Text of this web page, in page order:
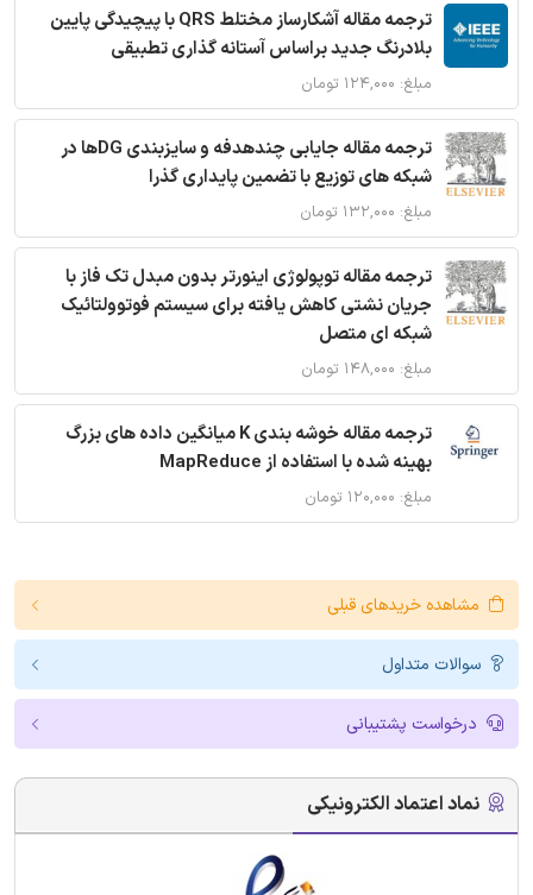
ترجمه مقاله آشکارساز مختلط QRS با پیچیدگی پایین
بلادرنگ جدید براساس آستانه گذاری تطبیقی
مبلغ: ۱۲۴,۰۰۰ تومان
ترجمه مقاله جایابی چندهدفه و سایزبندی DGها در
شبکه های توزیع با تضمین پایداری گذرا
مبلغ: ۱۳۲,۰۰۰ تومان
ترجمه مقاله توپولوژی اینورتر بدون مبدل تک فاز با
جریان نشتی کاهش یافته برای سیستم فوتوولتائیک
شبکه ای متصل
مبلغ: ۱۴۸,۰۰۰ تومان
ترجمه مقاله خوشه بندی K میانگین داده های بزرگ
بهینه شده با استفاده از MapReduce
مبلغ: ۱۲۰,۰۰۰ تومان
مشاهده خریدهای قبلی
سوالات متداول
درخواست پشتیبانی
نماد اعتماد الکترونیکی